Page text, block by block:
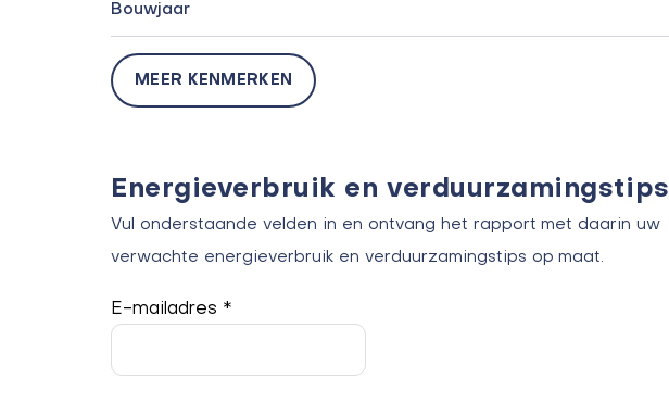
Bouwjaar
MEER KENMERKEN
Energieverbruik en verduurzamingstips
Vul onderstaande velden in en ontvang het rapport met daarin uw
verwachte energieverbruik en verduurzamingstips op maat.
E-mailadres *